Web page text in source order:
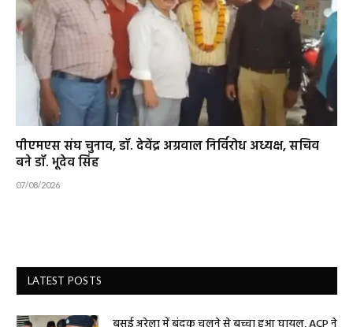
पीएमएस संघ चुनाव, डॉ. देवेंद्र अग्रवाल निर्विरोध अध्यक्ष, सचिव
बने डॉ. भूदेव सिंह
07/08/2026
LATEST POSTS
बसई अरेला में बंदूक चलने से बच्चा हुआ घायल, ACP ने